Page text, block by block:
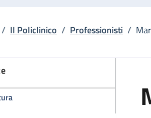
di pane
/ Il Policlinico / Professionisti /
della pagina Maria Santoro